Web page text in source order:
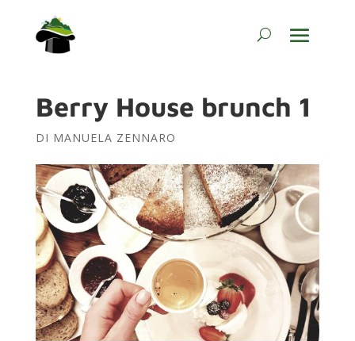
Berry House brunch 1
DI MANUELA ZENNARO